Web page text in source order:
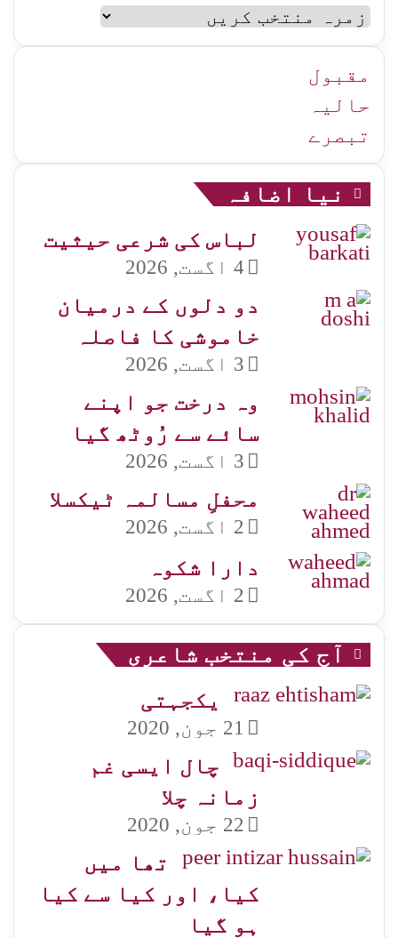
سلام
اردو
زمرہ
جات
مقبول
حالیہ
تبصرے
نیا اضافہ
لباس کی شرعی حیثیت
4 اگست, 2026
دو دلوں کے درمیان
خاموشی کا فاصلہ
3 اگست, 2026
وہ درخت جو اپنے
سائے سے رُوٹھ گیا
3 اگست, 2026
محفلِ مسالمہ ٹیکسلا
2 اگست, 2026
دارا شکوہ
2 اگست, 2026
آج کی منتخب شاعری
یکجہتی
21 جون, 2020
چال ایسی غم
زمانہ چلا
22 جون, 2020
تھا میں
کیا، اور کیا سے کیا
ہو گیا